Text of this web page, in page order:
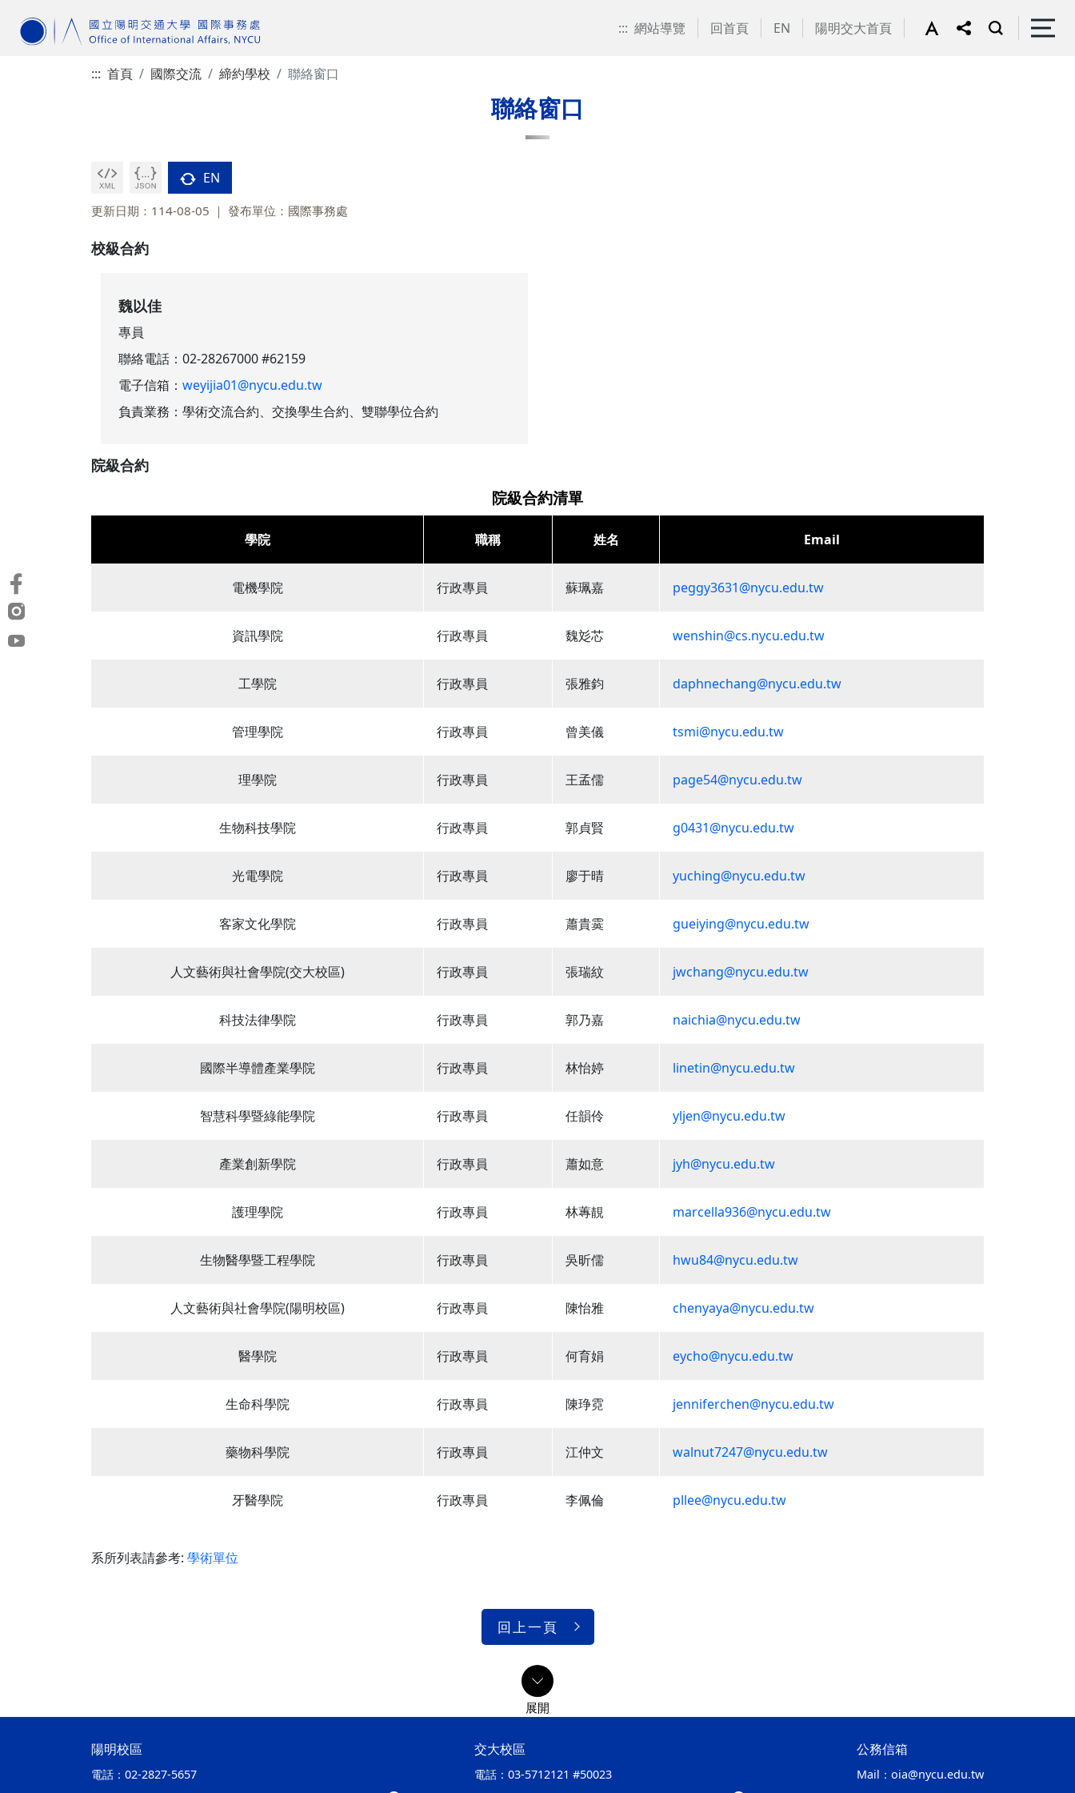
::: 網站導覽 回首頁 EN 陽明交大首頁
::: 首頁 國際交流 締約學校 聯絡窗口
聯絡窗口
EN
更新日期：114-08-05 發布單位：國際事務處
校級合約
魏以佳
專員
聯絡電話： 02-28267000 #62159
電子信箱： weyijia01@nycu.edu.tw
負責業務：學術交流合約、交換學生合約、 雙聯學位合約
院級合約
院級合約清單
學院 職稱 姓名 Email
電機學院 行政專員 蘇珮嘉 peggy3631@nycu.edu.tw
資訊學院 行政專員 魏彣芯 wenshin@cs.nycu.edu.tw
工學院 行政專員 張雅鈞 daphnechang@nycu.edu.tw
管理學院 行政專員 曾美儀 tsmi@nycu.edu.tw
理學院 行政專員 王孟儒 page54@nycu.edu.tw
生物科技學院 行政專員 郭貞賢 g0431@nycu.edu.tw
光電學院 行政專員 廖于晴 yuching@nycu.edu.tw
客家文化學院 行政專員 蕭貴霙 gueiying@nycu.edu.tw
人文藝術與社會學院(交大校區) 行政專員 張瑞紋 jwchang@nycu.edu.tw
科技法律學院 行政專員 郭乃嘉 naichia@nycu.edu.tw
國際半導體產業學院 行政專員 林怡婷 linetin@nycu.edu.tw
智慧科學暨綠能學院 行政專員 任韻伶 yljen@nycu.edu.tw
產業創新學院 行政專員 蕭如意 jyh@nycu.edu.tw
護理學院 行政專員 林蓴靚 marcella936@nycu.edu.tw
生物醫學暨工程學院 行政專員 吳昕儒 hwu84@nycu.edu.tw
人文藝術與社會學院(陽明校區) 行政專員 陳怡雅 chenyaya@nycu.edu.tw
醫學院 行政專員 何育娟 eycho@nycu.edu.tw
生命科學院 行政專員 陳琤霓 jenniferchen@nycu.edu.tw
藥物科學院 行政專員 江仲文 walnut7247@nycu.edu.tw
牙醫學院 行政專員 李佩倫 pllee@nycu.edu.tw
系所列表請參考: 學術單位
回上一頁
陽明校區
電話： 02-2827-5657
交大校區
電話： 03-5712121 #50023
公務信箱
Mail： oia@nycu.edu.tw